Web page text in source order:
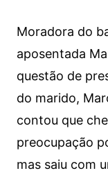
Moradora do
aposentada
questão de
do marido,
contou que
preocupação
mas saiu com